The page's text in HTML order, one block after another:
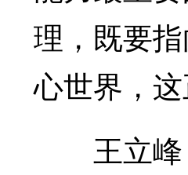
理，既要
心世界，
王立峰